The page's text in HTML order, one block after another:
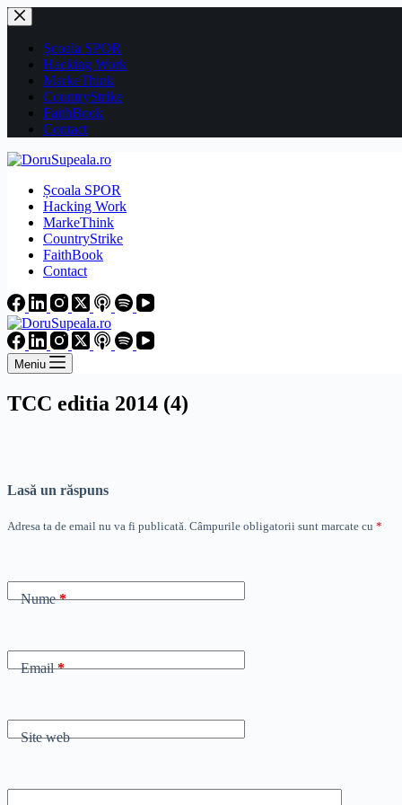
Sari
la
conținutȘcoala SPOR
Hacking Work
MarkeThink
CountryStrike
FaithBook
Contact
Școala SPOR
Hacking Work
MarkeThink
CountryStrike
FaithBook
Contact
Meniu
TCC editia 2014 (4)
Lasă un răspuns
Adresa ta de email nu va fi publicată. Câmpurile obligatorii sunt marcate cu *
Nume*
Email*
Site web